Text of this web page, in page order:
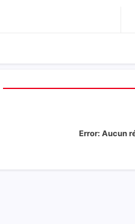
Error: Aucun